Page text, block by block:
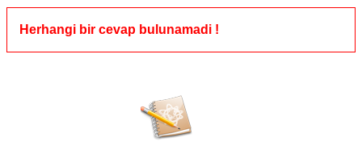
Herhangi bir cevap bulunamadi !